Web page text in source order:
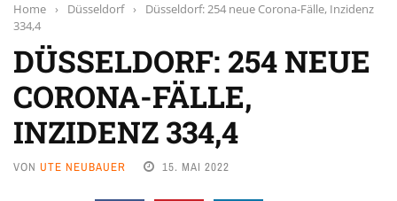
Home › Düsseldorf ›
Düsseldorf: 254 neue Corona-Fälle, Inzidenz
334,4
DÜSSELDORF: 254 NEUE
CORONA-FÄLLE,
INZIDENZ 334,4
VON UTE NEUBAUER 15. MAI 2022